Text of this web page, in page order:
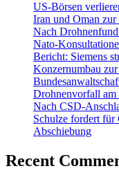
US-Börsen
Iran und Oman
Nach
Nato-
Bericht: Siemens
Konzernumbau
Drohnenvorfall
Nach CSD-
Schulze fordert für
Abschiebung
Recent